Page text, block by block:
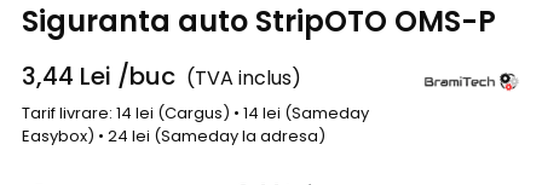
Siguranta auto StripOTO OMS-P
3,44 Lei /buc (TVA inclus)
Tarif livrare: 14 lei (Cargus) • 14 lei (Sameday
Easybox) • 24 lei (Sameday la adresa)